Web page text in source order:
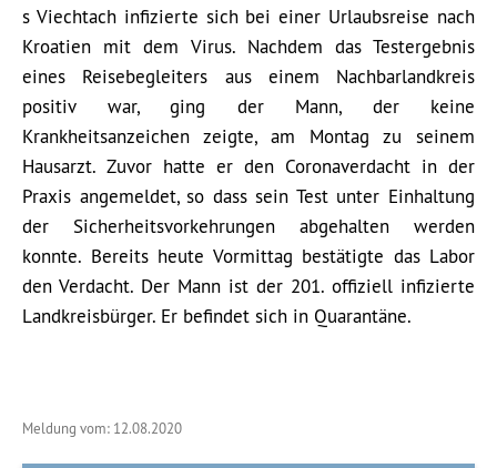
s Viechtach infizierte sich bei einer Urlaubsreise nach
Kroatien mit dem Virus. Nachdem das Testergebnis
eines Reisebegleiters aus einem Nachbarlandkreis
positiv war, ging der Mann, der keine
Krankheitsanzeichen zeigte, am Montag zu seinem
Hausarzt. Zuvor hatte er den Coronaverdacht in der
Praxis angemeldet, so dass sein Test unter Einhaltung
der Sicherheitsvorkehrungen abgehalten werden
konnte. Bereits heute Vormittag bestätigte das Labor
den Verdacht. Der Mann ist der 201. offiziell infizierte
Landkreisbürger. Er befindet sich in Quarantäne.
Meldung vom: 12.08.2020